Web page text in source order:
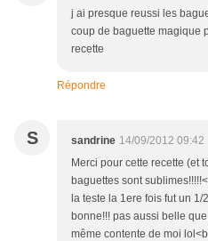
j ai presque reussi les
coup de baguette magique
recette
Répondre
S sandrine 14/09/2012 09:42
Merci pour cette recette (et
baguettes sont
la teste la 1ere fois fut un
bonne!!! pas aussi belle
même contente de moi